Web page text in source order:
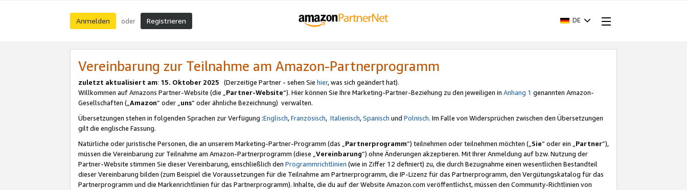
Anmelden oder Registrieren DE
Vereinbarung zur Teilnahme am Amazon-Partnerprogramm
zuletzt aktualisiert am: 15. Oktober 2025 (Derzeitige Partner - sehen Sie hier, was sich geändert hat).
Willkommen auf Amazons Partner-Website (die „Partner-Website“). Hier können Sie Ihre Marketing-Partner-Beziehung zu den jeweiligen in Anhang 1 genannten Amazon-
Gesellschaften („Amazon“ oder „uns“ oder ähnliche Bezeichnung) verwalten.
Übersetzungen stehen in folgenden Sprachen zur Verfügung :Englisch,Französisch, Italienisch,Spanisch und Polnisch. Im Falle von Widersprüchen zwischen den Übersetzungen
gilt die englische Fassung.
Natürliche oder juristische Personen, die an unserem Marketing-Partner-Programm (das „Partnerprogramm“) teilnehmen oder teilnehmen möchten („Sie“ oder ein „Partner“),
müssen die Vereinbarung zur Teilnahme am Amazon-Partnerprogramm (diese „Vereinbarung“) ohne Änderungen akzeptieren. Mit Ihrer Anmeldung auf bzw. Nutzung der
Partner-Website stimmen Sie dieser Vereinbarung, einschließlich den Programmrichtlinien (wie in Ziffer 12 definiert) zu, die durch Bezugnahme einen wesentlichen Bestandteil
dieser Vereinbarung bilden (zum Beispiel die Voraussetzungen für die Teilnahme am Partnerprogramm, die IP-Lizenz für das Partnerprogramm, den Vergütungskatalog für das
Partnerprogramm und die Markenrichtlinien für das Partnerprogramm). Inhalte, die du auf der Website Amazon.com veröffentlichst, müssen den Community-Richtlinien von